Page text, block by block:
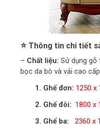
⭐ Thông tin chi tiết
– Chất liệu: Sử dụng gỗ
bọc da bò và vải cao
1. Ghế đơn: 1250 x
2. Ghế đôi: 1800 x
3. Ghế ba: 2360 x